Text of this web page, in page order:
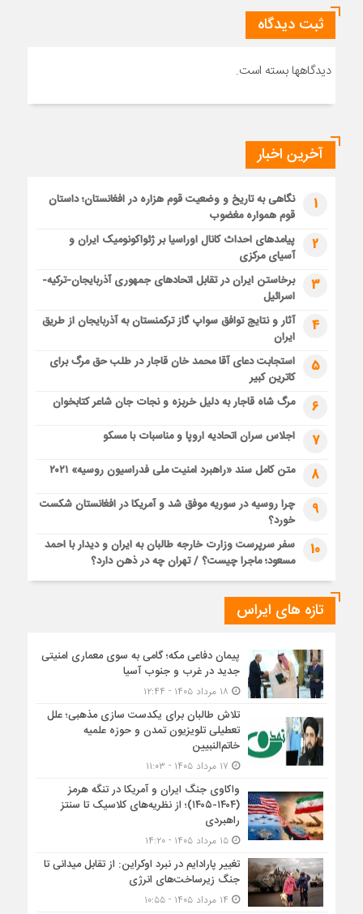
ثبت دیدگاه
دیدگاهها بسته است.
آخرین اخبار
1
نگاهی به تاریخ و وضعیت قوم هزاره در افغانستان؛ داستان
قوم همواره مغضوب
2
پیامدهای احداث کانال اوراسیا بر ژئواکونومیک ایران و
آسیای مرکزی
3
برخاستن ایران در تقابل اتحادهای جمهوری آذربایجان-ترکیه-
اسرائیل
4
آثار و نتایج توافق سواپ گاز ترکمنستان به آذربایجان از طریق
ایران
5
استجابت دعای آقا محمد خان قاجار در طلب حق مرگ برای
کاترین کبیر
6 مرگ شاه قاجار به دلیل خربزه و نجات جان شاعر کتابخوان
7 اجلاس سران اتحادیه اروپا و مناسبات با مسکو
8 متن کامل سند «راهبرد امنیت ملی فدراسیون روسیه» ۲۰۲۱
9
چرا روسیه در سوریه موفق شد و آمریکا در افغانستان شکست
خورد؟
10
سفر سرپرست وزارت خارجه طالبان به ایران و دیدار با احمد
مسعود؛ ماجرا چیست؟ / تهران چه در ذهن دارد؟
تازه های ایراس
پیمان دفاعی مکه؛ گامی به سوی معماری امنیتی
جدید در غرب و جنوب آسیا
تلاش طالبان برای یکدست سازی مذهبی؛ علل
تعطیلی تلویزیون تمدن و حوزه علمیه
خاتم‌النبیین
واکاوی جنگ ایران و آمریکا در تنگه هرمز
(۱۴۰۴-۱۴۰۵)؛ از نظریه‌های کلاسیک تا سنتز
راهبردی
۱۵ مرداد ۱۴۰۵ - ۱۴:۲۰
تغییر پارادایم در نبرد اوکراین: از تقابل میدانی تا
جنگ زیرساخت‌های انرژی